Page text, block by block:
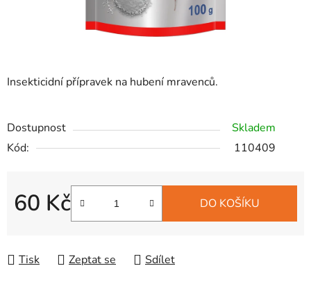
Insekticidní přípravek na hubení mravenců.
Dostupnost
Skladem
Kód:
110409
60 Kč
Měrná cena:
DO KOŠÍKU
Tisk Zeptat se Sdílet